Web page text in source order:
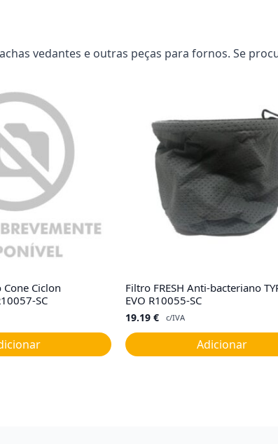
vedantes e outras peças para fornos. Se
Cone Ciclon
SC
Filtro FRESH Anti-bacteriano
EVO R10055-SC
19.19 € c/IVA
Adicionar